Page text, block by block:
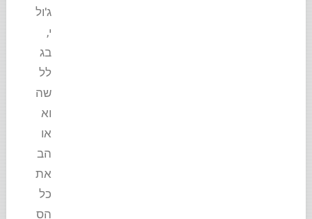
ג'ול
י,
בג
לל
שה
וא
או
הב
את
כל
הס